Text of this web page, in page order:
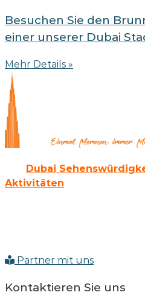
Besuchen Sie den
einer unserer Dubai
Mehr Details »
Dubai
Aktivitäten
Partner mit uns
Kontaktieren Sie uns